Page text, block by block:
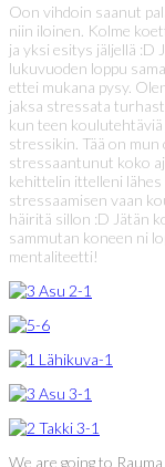
Oon vihdoin saanut
niin iloinen. Kolme
ja yksi esitys jäljellä :D
lukuvuoden loppu
ettei mukana pysy.
jaksa stressata
kun teen
stressikin. Tää on
stressaantunut koko
kehittelin ittelleni
stressaamisen vaan
häiritä sillon :D Jätän
sammutan koneen ni
mentaliteetti!
We are going to